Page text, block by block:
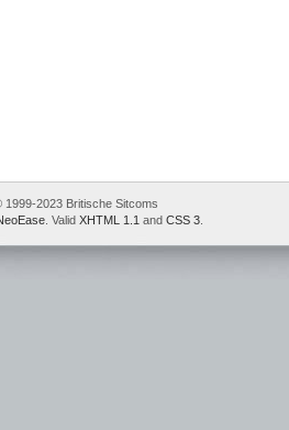
1999-2023 Britische Sitcoms
. Valid XHTML 1.1 and CSS 3